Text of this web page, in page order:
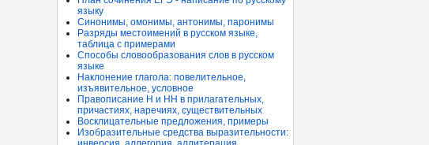
языку
Синонимы, омонимы, антонимы, паронимы
Разряды местоимений в русском языке,
таблица с примерами
Способы словообразования слов в русском
языке
Наклонение глагола: повелительное,
изъявительное, условное
Правописание Н и НН в прилагательных,
причастиях, наречиях, существительных
Восклицательные предложения, примеры
Изобразительные средства выразительности: